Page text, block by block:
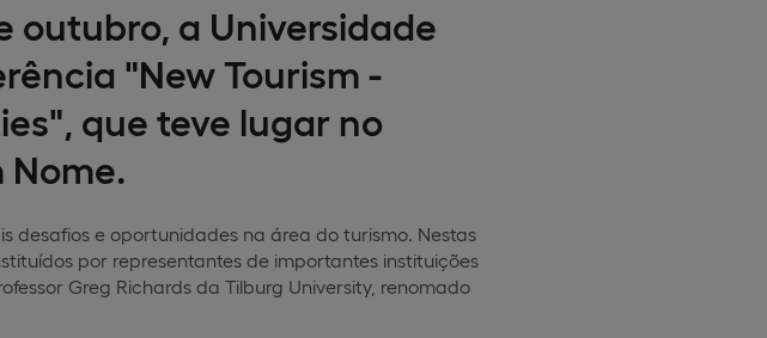
outubro, a Universidade
"New Tourism -
que teve lugar no
Nome.
desafios e oportunidades na área do turismo. Nestas
por representantes de importantes instituições
Greg Richards da Tilburg University, renomado